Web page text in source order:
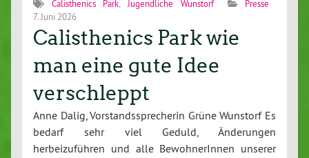
Calisthenics Park Jugendliche Wunstorf
Presse
7. Juni 2026
Calisthenics Park wie
man eine gute Idee
verschleppt
Anne Dalig, Vorstandssprecherin Grüne Wunstorf Es
bedarf sehr viel Geduld, Änderungen
herbeizuführen und alle BewohnerInnen unserer